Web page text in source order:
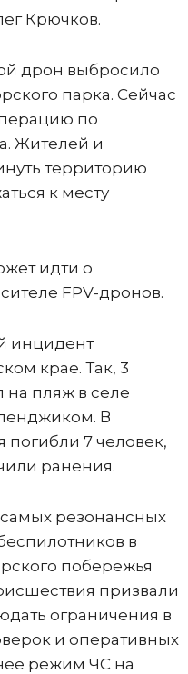
Крючков.
дрон выбросило
парка. Сейчас
по
Жителей и
территорию
к месту
идти о
FPV-дронов.
инцидент
крае. Так, 3
на пляж в селе
В
погибли 7 человек,
ранения.
резонансных
в
побережья
призвали
ограничения в
и оперативных
режим ЧС на